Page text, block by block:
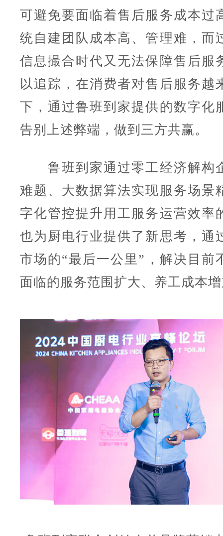
可避免要面临着售后服务成本过
统自建团队成本高、管理难，而
信息撮合时代又无法保障售后服
以追踪，在消费者对售后服务越
下，通过鲁班到家提供的数字化
告别上述弊端，做到三方共赢。
鲁班到家通过零工经济解构
难题、大数据算法实现服务场景
字化管控提升用工服务运营效率
也为厨电行业提供了新思考，通
市场的“最后一公里”，解决目前
面临的服务范围扩大、养工成本